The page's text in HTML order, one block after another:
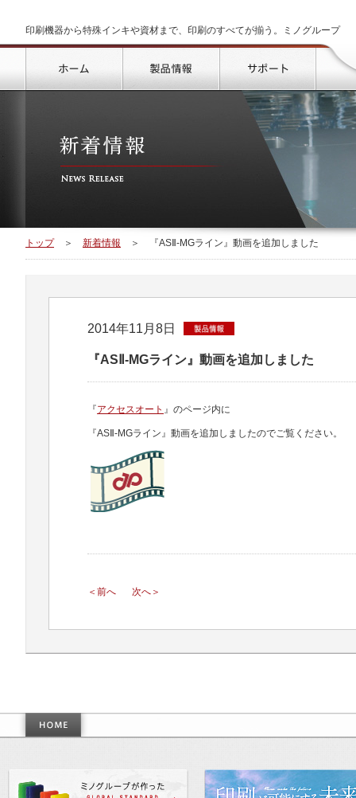
印刷機器から特殊インキや資材まで、印刷のすべてが揃う。ミノグループ
トップ
製品情報 サポート
トップ ＞ 新着情報 ＞ 『ASⅡ-MGライン』動画を追加しました
2014年11月8日
『ASⅡ-MGライン』動画を追加しました
『アクセスオート 』のページ内に
『ASⅡ-MGライン』動画を追加しましたのでご覧ください。
＜前へ 次へ＞
作った世界基準